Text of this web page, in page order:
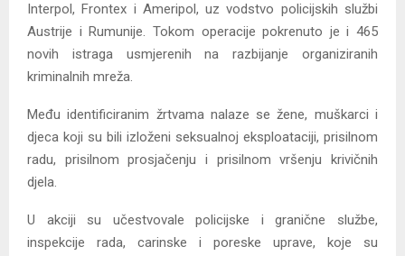
Interpol, Frontex i Ameripol, uz vodstvo policijskih službi
Austrije i Rumunije. Tokom operacije pokrenuto je i 465
novih istraga usmjerenih na razbijanje organiziranih
kriminalnih mreža.
Među identificiranim žrtvama nalaze se žene, muškarci i
djeca koji su bili izloženi seksualnoj eksploataciji, prisilnom
radu, prisilnom prosjačenju i prisilnom vršenju krivičnih
djela.
U akciji su učestvovale policijske i granične službe,
inspekcije rada, carinske i poreske uprave, koje su